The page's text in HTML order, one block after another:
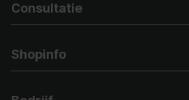
Consultatie
Shopinfo